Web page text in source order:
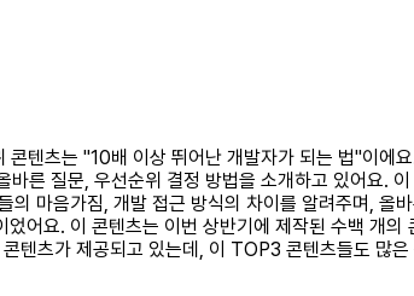
텐츠는 "10배 이상 뛰어난 개발자가 되는 법"이에
른 질문, 우선순위 결정 방법을 소개하고 있어요.
마음가짐, 개발 접근 방식의 차이를 알려주며, 올
어요. 이 콘텐츠는 이번 상반기에 제작된 수백 개
츠가 제공되고 있는데, 이 TOP3 콘텐츠들도 많